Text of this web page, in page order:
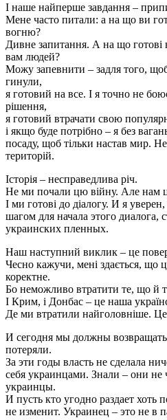
І наше найперше завдання –
Мене часто питали: а на що ви
вогню?
Дивне запитання. А на що готові
вам людей?
Можу запевнити – задля того,
гинули,
я готовий на все. І я точно не
рішення,
я готовий втрачати свою
і якщо буде потрібно – я без
посаду, щоб тільки настав мир.
територій.
Історія – несправедлива річ.
Не ми почали цю війну. Але нам
І ми готові до діалогу. И я
шагом для начала этого диалога,
украинских пленных.
Наш наступний виклик – це
Чесно кажучи, мені здається, що
коректне.
Бо неможливо втратити те, що й
І Крим, і Донбас – це наша
Де ми втратили найголовніше.
И сегодня мы должны
потеряли.
За эти годы власть не сделала
себя украинцами. Знали – они
украинцы.
И пусть кто угодно раздает хоть
не изменит. Украинец – это не в